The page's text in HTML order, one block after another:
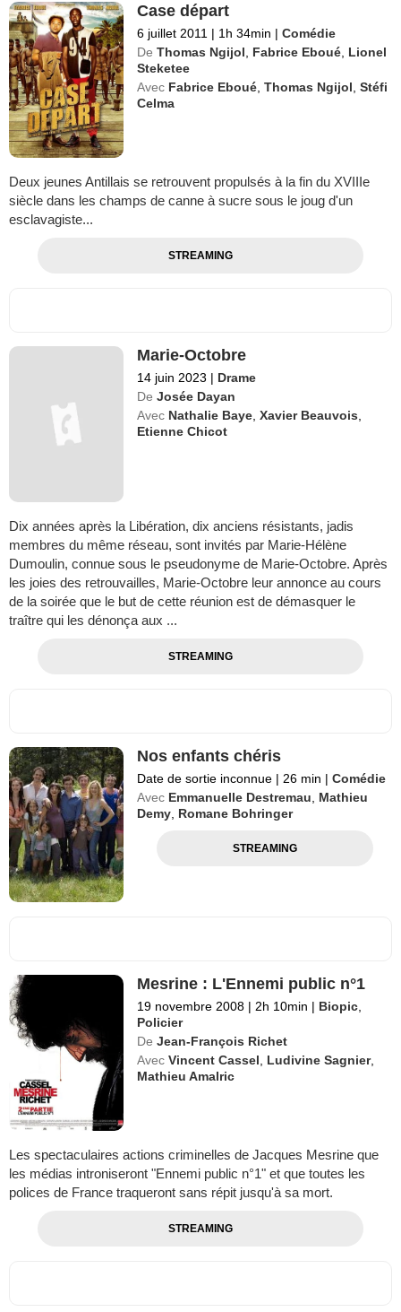
Case départ
6 juillet 2011 | 1h 34min | Comédie
De Thomas Ngijol Fabrice Eboué Lionel
Steketee
Avec Fabrice Eboué ,Thomas Ngijol ,Stéfi
Celma
Deux jeunes Antillais se retrouvent propulsés à la fin du XVIIIe
siècle dans les champs de canne à sucre sous le joug d'un
esclavagiste...
STREAMING
Marie-Octobre
14 juin 2023 | Drame
De Josée Dayan
Avec Nathalie Baye ,Xavier Beauvois
Etienne Chicot
Dix années après la Libération, dix anciens résistants, jadis
membres du même réseau, sont invités par Marie-Hélène
Dumoulin, connue sous le pseudonyme de Marie-Octobre. Après
les joies des retrouvailles, Marie-Octobre leur annonce au cours
de la soirée que le but de cette réunion est de démasquer le
traître qui les dénonça aux ...
STREAMING
Nos enfants chéris
Date de sortie inconnue | 26 min | Comédie
Avec Emmanuelle Destremau
Mathieu
Demy Romane Bohringer
STREAMING
Mesrine : L'Ennemi public n°1
19 novembre 2008 | 2h 10min | Biopic,
Policier
De Jean-François Richet
Avec Vincent Cassel, Ludivine Sagnier,
Mathieu Amalric
Les spectaculaires actions criminelles de Jacques Mesrine que
les médias introniseront "Ennemi public n°1" et que toutes les
polices de France traqueront sans répit jusqu'à sa mort.
STREAMING